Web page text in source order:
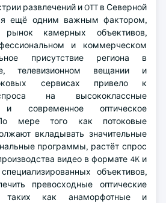
развлечений и OTT в Северной
ещё одним важным фактором,
рынок камерных объективов,
и коммерческом
присутствие региона в
телевизионном вещании и
сервисах привело к
на высококлассные
и современное оптическое
По мере того как потоковые
вкладывать значительные
программы, растёт спрос
видео в формате 4K и
объективов,
превосходные оптические
таких как анаморфотные и